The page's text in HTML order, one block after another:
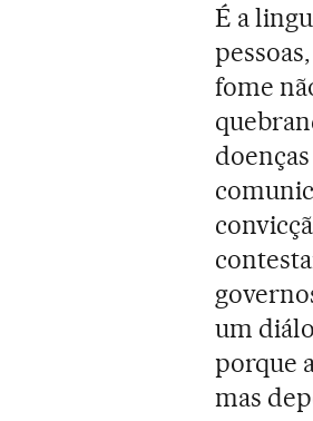
É a
fome
um
porque
mas